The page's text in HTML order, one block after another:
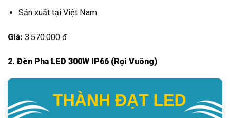
Sản xuất tại Việt Nam
Giá: 3.570.000 đ
2. Đèn Pha LED 300W IP66 (Rọi Vuông)